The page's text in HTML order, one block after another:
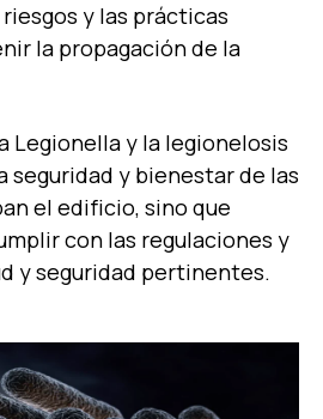
y las prácticas
la propagación de la
Legionella y la legionelosis
seguridad y bienestar de las
el edificio, sino que
con las regulaciones y
y seguridad pertinentes.